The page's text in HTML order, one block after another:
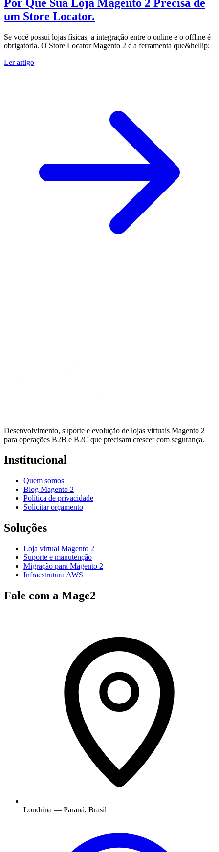
Por Que Sua Loja Magento 2 Precisa de
um Store Locator.
Se você possui lojas físicas, a integração entre o online e o offline é
obrigatória. O Store Locator Magento 2 é a ferramenta que&hellip;
Ler artigo
Desenvolvimento, suporte e evolução de lojas virtuais Magento 2
para operações B2B e B2C que precisam crescer com segurança.
Institucional
Quem somos
Blog Magento 2
Política de privacidade
Solicitar orçamento
Soluções
Loja virtual Magento 2
Suporte e manutenção
Migração para Magento 2
Infraestrutura AWS
Fale com a Mage2
Londrina — Paraná, Brasil